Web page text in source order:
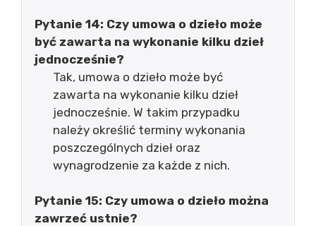
Pytanie 14: Czy umowa o dzieło może
być zawarta na wykonanie kilku dzieł
jednocześnie?
Tak, umowa o dzieło może być
zawarta na wykonanie kilku dzieł
jednocześnie. W takim przypadku
należy określić terminy wykonania
poszczególnych dzieł oraz
wynagrodzenie za każde z nich.
Pytanie 15: Czy umowa o dzieło można
zawrzeć ustnie?